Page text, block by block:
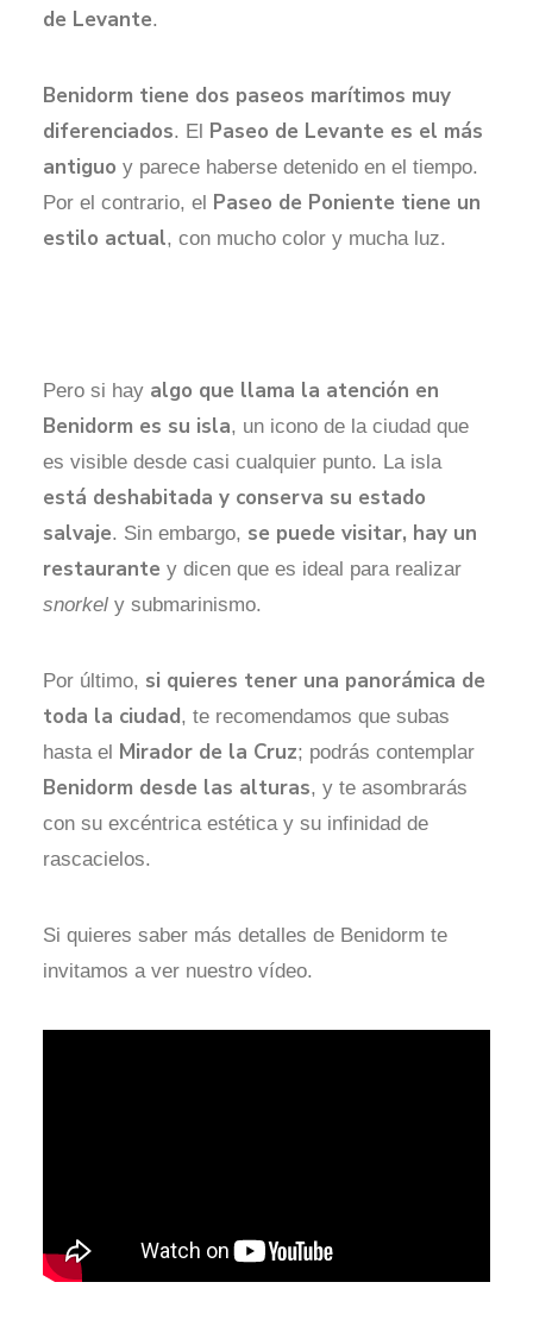
de Levante.
Benidorm tiene dos paseos marítimos muy
diferenciados. El Paseo de Levante es el más
antiguo y parece haberse detenido en el tiempo.
Por el contrario, el Paseo de Poniente tiene un
estilo actual, con mucho color y mucha luz.
Pero si hay algo que llama la atención en
Benidorm es su isla, un icono de la ciudad que
es visible desde casi cualquier punto. La isla
está deshabitada y conserva su estado
salvaje. Sin embargo, se puede visitar, hay un
restaurante y dicen que es ideal para realizar
snorkely submarinismo.
Por último, si quieres tener una panorámica de
toda la ciudad, te recomendamos que subas
hasta el Mirador de la Cruz; podrás contemplar
Benidorm desde las alturas, y te asombrarás
con su excéntrica estética y su infinidad de
rascacielos.
Si quieres saber más detalles de Benidorm te
invitamos a ver nuestro vídeo.